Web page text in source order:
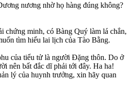
nương nhờ họ hàng đúng không?
chứng minh, có Bàng Quý làm lá chắn,
tìm hiểu lai lịch của Tào Bằng.
của tiểu tử là người Đặng thôn. Do ở
nên bất đắc dĩ phải tới đây. Ha ha!
lý của huynh trưởng, xin hãy quan